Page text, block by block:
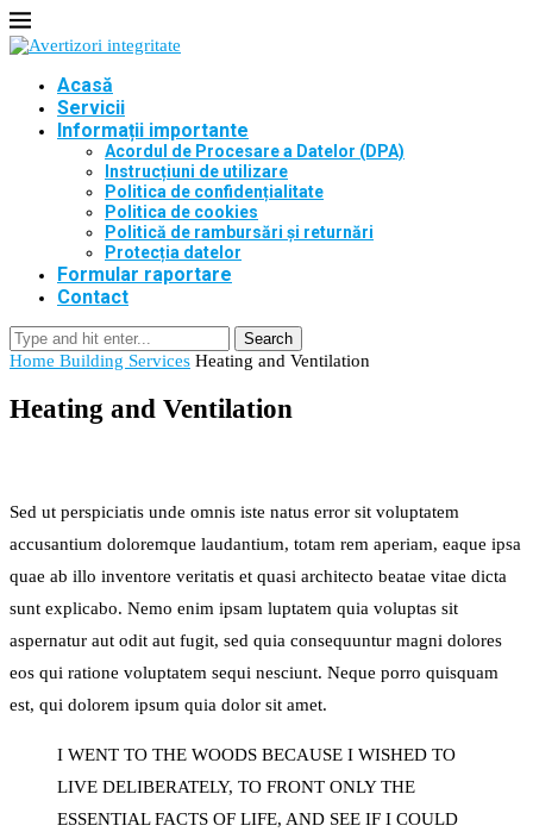
Acasă
Servicii
Informații importante
Acordul de Procesare a Datelor (DPA)
Instrucțiuni de utilizare
Politica de confidențialitate
Politica de cookies
Politică de rambursări și returnări
Protecția datelor
Formular raportare
Contact
Search
Home Building Services Heating and Ventilation
Heating and Ventilation
Sed ut perspiciatis unde omnis iste natus error sit voluptatem
accusantium doloremque laudantium, totam rem aperiam, eaque ipsa
quae ab illo inventore veritatis et quasi architecto beatae vitae dicta
sunt explicabo. Nemo enim ipsam luptatem quia voluptas sit
aspernatur aut odit aut fugit, sed quia consequuntur magni dolores
eos qui ratione voluptatem sequi nesciunt. Neque porro quisquam
est, qui dolorem ipsum quia dolor sit amet.
I WENT TO THE WOODS BECAUSE I WISHED TO
LIVE DELIBERATELY, TO FRONT ONLY THE
ESSENTIAL FACTS OF LIFE, AND SEE IF I COULD